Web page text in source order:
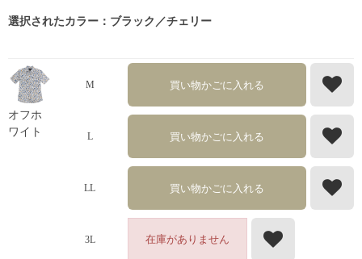
選択されたカラー：ブラック／チェリー
オフホ
ワイト
M 買い物かごに入れる
L 買い物かごに入れる
LL 買い物かごに入れる
3L 在庫がありません